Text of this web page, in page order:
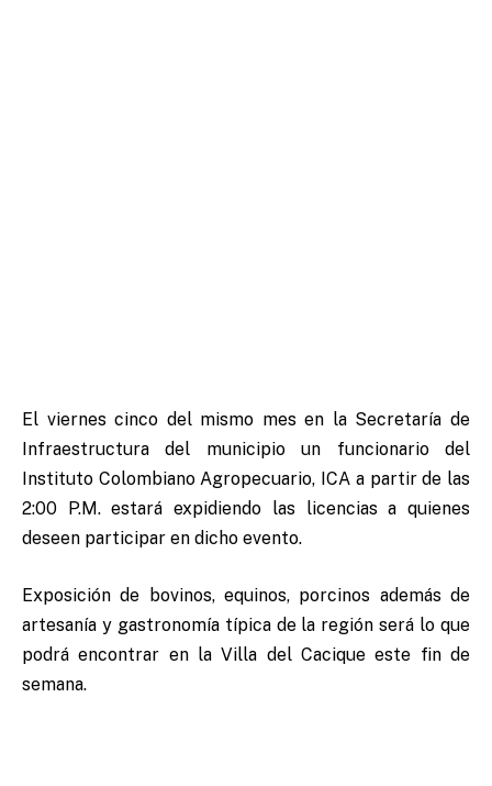
El viernes cinco del mismo mes en la Secretaría de
Infraestructura del municipio un funcionario del
Instituto Colombiano Agropecuario, ICA a partir de las
2:00 P.M. estará expidiendo las licencias a quienes
deseen participar en dicho evento.
Exposición de bovinos, equinos, porcinos además de
artesanía y gastronomía típica de la región será lo que
podrá encontrar en la Villa del Cacique este fin de
semana.